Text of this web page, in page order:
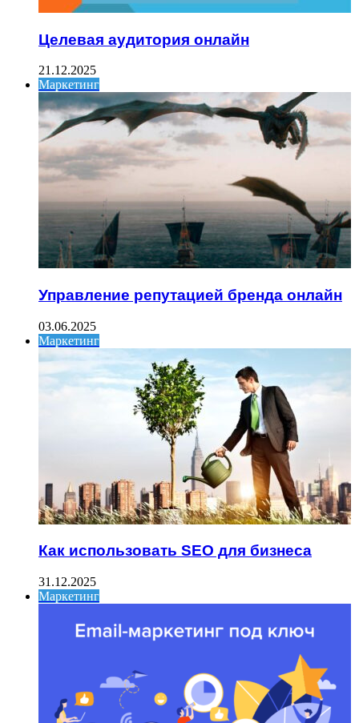
Целевая аудитория онлайн
21.12.2025
Маркетинг
Управление репутацией бренда онлайн
03.06.2025
Маркетинг
Как использовать SEO для бизнеса
31.12.2025
Маркетинг